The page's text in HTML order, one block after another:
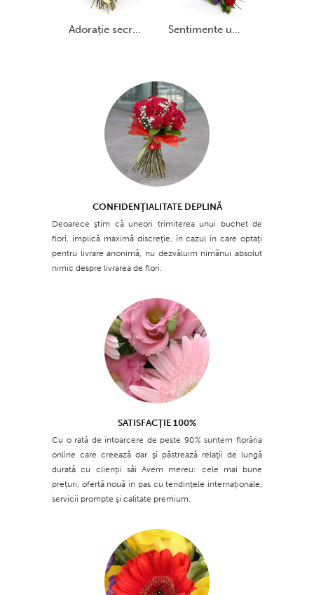
adorație secretă sentimente unite
CONFIDENŢIALITATE DEPLINĂ
Deoarece ştim că uneori trimiterea unui buchet de
flori, implică maximă discreţie, în cazul în care optaţi
pentru livrare anonimă, nu dezvăluim nimănui absolut
nimic despre livrarea de flori.
SATISFACŢIE 100%
Cu o rată de întoarcere de peste 90% suntem florăria
online care creează dar şi păstrează relaţii de lungă
durată cu clienţii săi Avem mereu: cele mai bune
preţuri, ofertă nouă în pas cu tendinţele internaţionale,
servicii prompte şi calitate premium.